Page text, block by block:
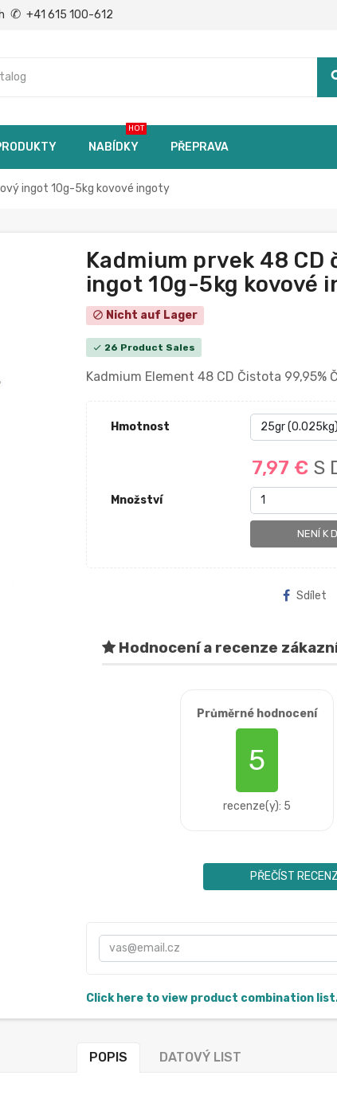
✆ +41 615 100-612
NABÍDKY
HOT
PŘEPRAVA
ingot 10g-5kg kovové ingoty
Kadmium prvek 48
ingot 10g-5kg kovové
block Nicht auf Lager
check 26 Product Sales
Kadmium Element 48 CD Čistota
Hmotnost
7,97 € S
Množství
NENÍ K
Sdílet
Hodnocení a recenze
Průměrné hodnocení
5
recenze(y): 5
PŘEČÍST
Click here to view product combination
POPIS DATOVÝ LIST